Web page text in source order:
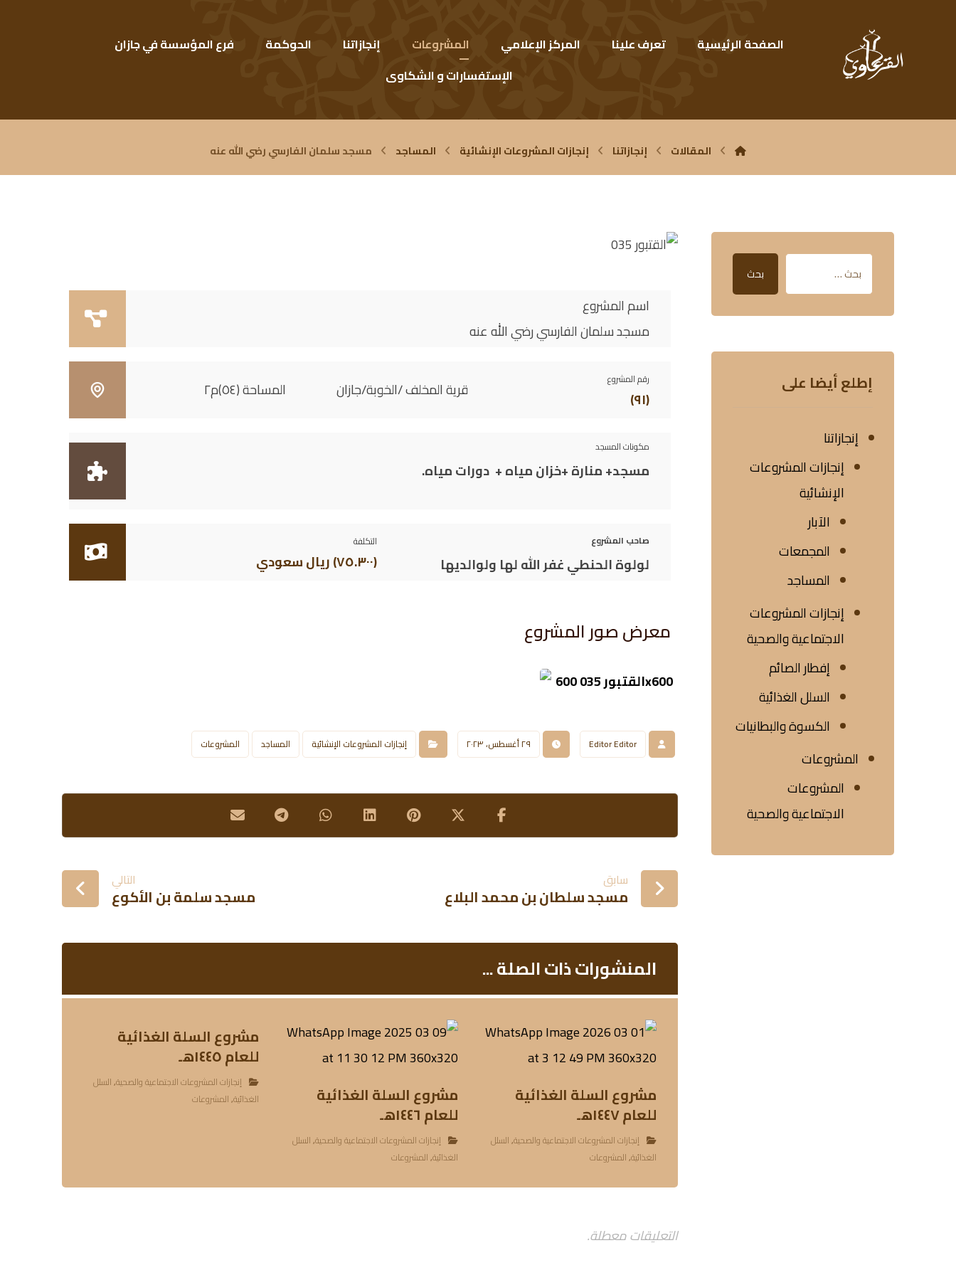
الصفحة الرئيسية تعرف علينا المركز الإعلامي المشروعات إنجازاتنا الحوكمة
فرع المؤسسة في جازان
الإستفسارات و الشكاوى
المقالات إنجازاتنا إنجازات المشروعات الإنشائية المساجد مسجد سلمان الفارسي رضي الله عنه
اسم المشروع
مسجد سلمان الفارسي رضي الله عنه
رقم المشروع
(٩١) قرية المخلف /الخوبة/جازان المساحة (٥٤)م٢
مكونات المسجد
مسجد+ منارة +خزان مياه + دورات مياه.
صاحب المشروع
لولوة الحنطي غفر الله لها ولوالديها
التكلفة
(٧٥.٣٠٠) ريال سعودي
معرض صور المشروع​
Editor Editor ٢٩ أغسطس، ٢٠٢٣ إنجازات المشروعات الإنشائية المساجد المشروعات
سابق
مسجد سلطان بن محمد البلاع
التالي
مسجد سلمة بن الأكوع
المنشورات ذات الصلة ...
مشروع السلة الغذائية
للعام ١٤٤٧هـ
إنجازات المشروعات الاجتماعية والصحية,السلل
الغذائية,المشروعات
مشروع السلة الغذائية
للعام ١٤٤٦هـ
إنجازات المشروعات الاجتماعية والصحية,السلل
الغذائية,المشروعات
مشروع السلة الغذائية
للعام ١٤٤٥هـ
إنجازات المشروعات الاجتماعية والصحية,السلل
الغذائية,المشروعات
التعليقات معطلة.
بحث
إطلع أيضا على
إنجازاتنا
إنجازات المشروعات
الإنشائية
الآبار
المجمعات
المساجد
إنجازات المشروعات
الاجتماعية والصحية
إفطار الصائم
السلل الغذائية
الكسوة والبطانيات
المشروعات
المشروعات
الاجتماعية والصحية